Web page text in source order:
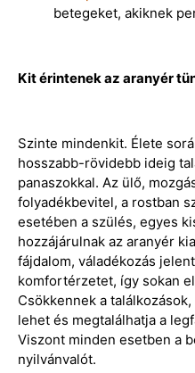
betegeket, akiknek
Kit érintenek az aranyér
Szinte mindenkit. Élete
hosszabb-rövidebb ideig
panaszokkal. Az ülő,
folyadékbevitel, a rostban
esetében a szülés, egyes
hozzájárulnak az aranyér
fájdalom, váladékozás
komfortérzetet, így sokan
Csökkennek a
lehet és megtalálhatja a
Viszont minden esetben a
nyilvánvalót.